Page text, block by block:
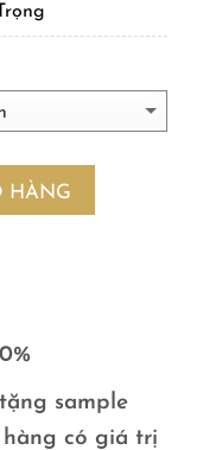
HÀNG
sample
có giá trị